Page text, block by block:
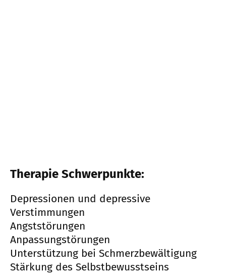
Therapie Schwerpunkte:
Depressionen und depressive
Verstimmungen
Angststörungen
Anpassungstörungen
Unterstützung bei Schmerzbewältigung
Stärkung des Selbstbewusstseins